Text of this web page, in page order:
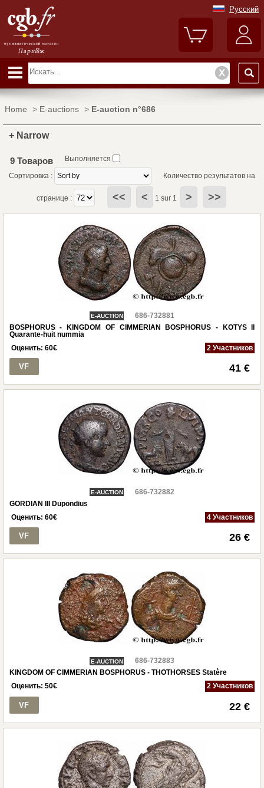
Русский
Home > E-auctions > E-auction n°686
+ Narrow
9 Товаров Выполняется
Сортировка : Количество результатов на
странице : << < 1 sur 1 > >>
E-AUCTION
686-732881
BOSPHORUS - KINGDOM OF CIMMERIAN BOSPHORUS - KOTYS II
Quarante-huit nummia
Оценить: 60€ 2 Участников
VF 41 €
E-AUCTION
686-732882
GORDIAN III Dupondius
Оценить: 60€ 4 Участников
VF 26 €
E-AUCTION
686-732883
KINGDOM OF CIMMERIAN BOSPHORUS - THOTHORSES Statère
Оценить: 50€ 2 Участников
VF 22 €